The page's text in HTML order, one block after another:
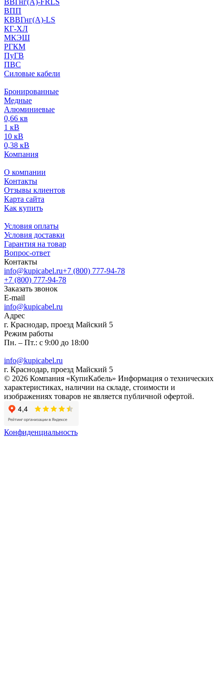
ВВГнг(А)-FRLS
ВПП
КВВГнг(А)-LS
КГ-ХЛ
МКЭШ
РГКМ
ПуГВ
ПВС
Силовые кабели
Бронированные
Медные
Алюминиевые
0,66 кв
1 кВ
10 кВ
0,38 кВ
Компания
О компании
Контакты
Отзывы клиентов
Карта сайта
Как купить
Условия оплаты
Условия доставки
Гарантия на товар
Вопрос-ответ
Контакты
info@kupicabel.ru+7 (800) 777-94-78
+7 (800) 777-94-78
Заказать звонок
E-mail
info@kupicabel.ru
Адрес
г. Краснодар, проезд Майский 5
Режим работы
Пн. – Пт.: с 9:00 до 18:00
info@kupicabel.ru
г. Краснодар, проезд Майский 5
© 2026 Компания «КупиКабель» Информация о технических
характеристиках, наличии на складе, стоимости и
изображениях товаров не является публичной офертой.
Конфиденциальность